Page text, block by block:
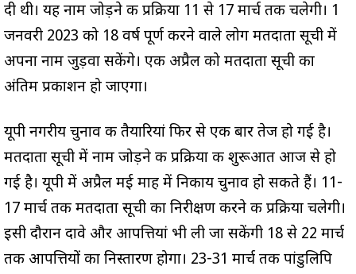
दी थी। यह नाम जोड़ने की प्रक्रिया 11 से 17 मार्च तक चलेगी। 1
जनवरी 2023 को 18 वर्ष पूर्ण करने वाले लोग मतदाता सूची में
अपना नाम जुड़वा सकेंगे। एक अप्रैल को मतदाता सूची का
अंतिम प्रकाशन हो जाएगा।
यूपी नगरीय चुनाव की तैयारियां फिर से एक बार तेज हो गई है।
मतदाता सूची में नाम जोड़ने की प्रक्रिया की शुरूआत आज से हो
गई है। यूपी में अप्रैल मई माह में निकाय चुनाव हो सकते हैं। 11-
17 मार्च तक मतदाता सूची का निरीक्षण करने की प्रक्रिया चलेगी।
इसी दौरान दावे और आपत्तियां भी ली जा सकेंगी 18 से 22 मार्च
तक आपत्तियों का निस्तारण होगा। 23-31 मार्च तक पांडुलिपि